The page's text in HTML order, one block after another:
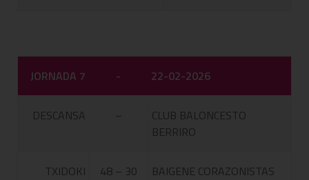
JORNADA 7 - 22-02-2026
DESCANSA –
CLUB BALONCESTO
BERRIRO
TXIDOKI 48 – 30 BAIGENE CORAZONISTAS